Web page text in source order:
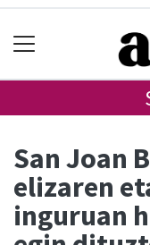
San Joan
elizaren
inguruan